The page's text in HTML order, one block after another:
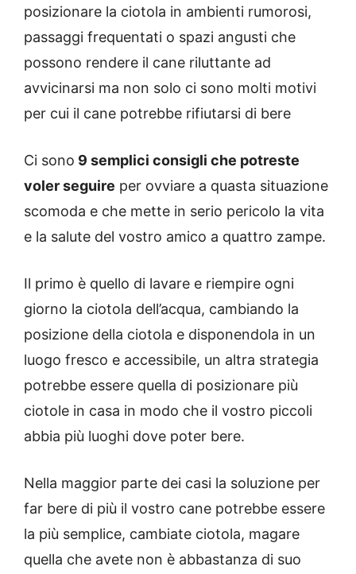
posizionare la ciotola in ambienti rumorosi,
passaggi frequentati o spazi angusti che
possono rendere il cane riluttante ad
avvicinarsi ma non solo ci sono molti motivi
per cui il cane potrebbe rifiutarsi di bere
Ci sono 9 semplici consigli che potreste
voler seguire per ovviare a quasta situazione
scomoda e che mette in serio pericolo la vita
e la salute del vostro amico a quattro zampe.
Il primo è quello di lavare e riempire ogni
giorno la ciotola dell’acqua, cambiando la
posizione della ciotola e disponendola in un
luogo fresco e accessibile, un altra strategia
potrebbe essere quella di posizionare più
ciotole in casa in modo che il vostro piccoli
abbia più luoghi dove poter bere.
Nella maggior parte dei casi la soluzione per
far bere di più il vostro cane potrebbe essere
la più semplice, cambiate ciotola, magare
quella che avete non è abbastanza di suo